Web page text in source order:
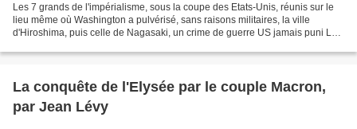
Les 7 grands de l'impérialisme, sous la coupe des Etats-Unis, réunis sur le
lieu même où Washington a pulvérisé, sans raisons militaires, la ville
d'Hiroshima, puis celle de Nagasaki, un crime de guerre US jamais puni Les
La conquête de l'Elysée par le couple Macron,
par Jean Lévy